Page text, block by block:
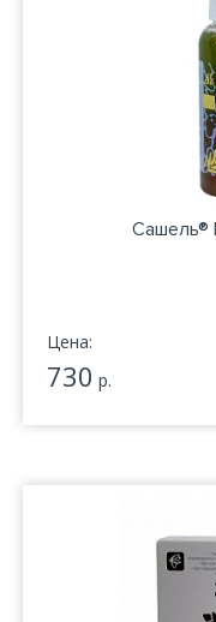
Сашель®
Цена:
730 р.